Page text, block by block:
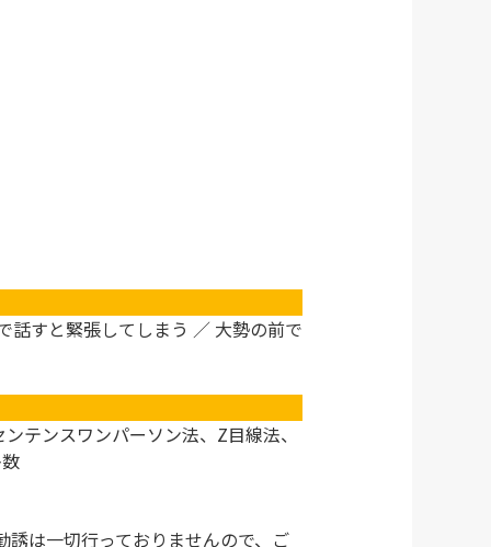
話すと緊張してしまう ／ 大勢の前で
テンスワンパーソン法、Z目線法、
は一切行っておりませんので、ご